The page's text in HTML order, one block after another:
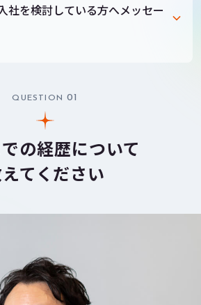
社を検討している方へメッセー
QUESTION01
の経歴について
てください